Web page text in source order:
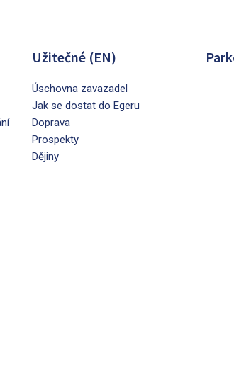
Užitečné (EN)
Úschovna zavazadel
Jak se dostat do Egeru
Doprava
Prospekty
Dějiny